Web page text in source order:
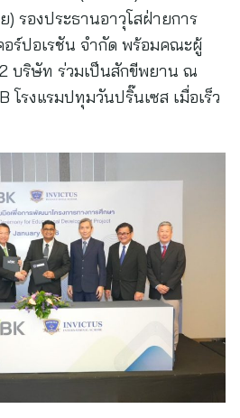
รองประธานอาวุโสฝ่ายการ
ร์ปอเรชัน จำกัด พร้อมคณะผู้
บริษัท ร่วมเป็นสักขีพยาน ณ
โรงแรมปทุมวันปริ๊นเซส เมื่อเร็ว